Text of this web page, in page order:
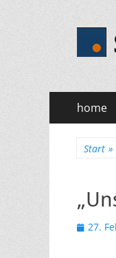
Menü
Zum
Inhalt
home
Start »
27.